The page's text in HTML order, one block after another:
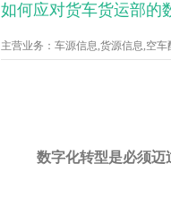
如何应对货车货运部的
主营业务：车源信息,货源信息,空
数字化转型是必须迈